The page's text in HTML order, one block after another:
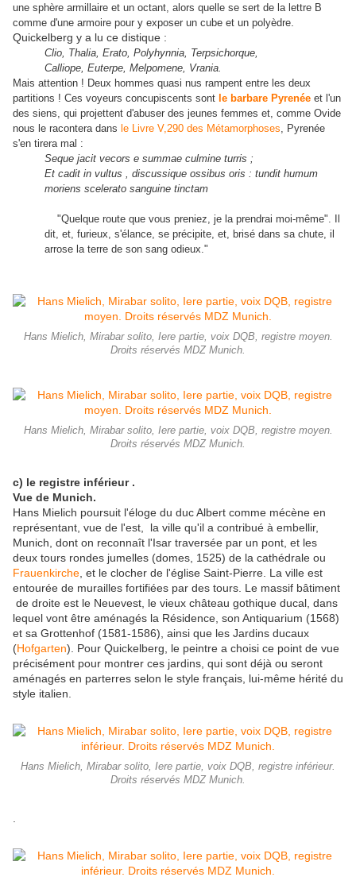
une sphère armillaire et un octant, alors quelle se sert de la lettre B
comme d'une armoire pour y exposer un cube et un polyèdre
Quickelberg y a lu ce distique :
Clio, Thalia, Erato, Polyhynnia, Terpsichorque,
Calliope, Euterpe, Melpomene, Vrania.
Mais attention ! Deux hommes quasi nus rampent entre les deux
partitions ! Ces voyeurs concupiscents sont le barbare Pyrenée et l'un
des siens, qui projettent d'abuser des jeunes femmes et, comme Ovide
nous le racontera dans le Livre V,290 des Métamorphoses, Pyrenée
s'en tirera mal :
Seque jacit vecors e summae culmine turris ;
Et cadit in vultus , discussique ossibus oris : tundit humum
moriens scelerato sanguine tinctam
"Quelque route que vous preniez, je la prendrai moi-même". Il
dit, et, furieux, s'élance, se précipite, et, brisé dans sa chute, il
arrose la terre de son sang odieux."
Hans Mielich, Mirabar solito, Iere partie, voix DQB, registre moyen.
Droits réservés MDZ Munich.
Hans Mielich, Mirabar solito, Iere partie, voix DQB, registre moyen.
Droits réservés MDZ Munich.
c) le registre inférieur .
Vue de Munich.
Hans Mielich poursuit l'éloge du duc Albert comme mécène en
représentant, vue de l'est, la ville qu'il a contribué à embellir,
Munich, dont on reconnaît l'Isar traversée par un pont, et les
deux tours rondes jumelles (domes, 1525) de la cathédrale ou
Frauenkirche , et le clocher de l'église Saint-Pierre. La ville est
entourée de murailles fortifiées par des tours. Le massif bâtiment
de droite est le Neuevest, le vieux château gothique ducal, dans
lequel vont être aménagés la Résidence, son Antiquarium (1568)
et sa Grottenhof (1581-1586), ainsi que les Jardins ducaux
(Hofgarten). Pour Quickelberg, le peintre a choisi ce point de vue
précisément pour montrer ces jardins, qui sont déjà ou seront
aménagés en parterres selon le style français, lui-même hérité du
style italien.
Hans Mielich, Mirabar solito, Iere partie, voix DQB, registre inférieur.
Droits réservés MDZ Munich.